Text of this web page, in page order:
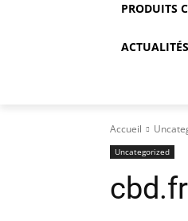
PRODUITS
Accueil
Uncategorized